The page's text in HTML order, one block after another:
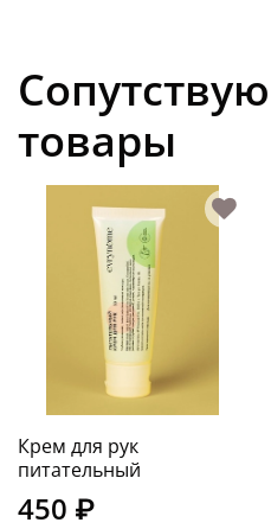
товары
Крем для рук
питательный
450 ₽